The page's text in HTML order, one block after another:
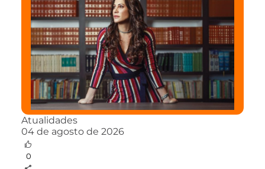
Atualidades
04 de agosto de 2026
0